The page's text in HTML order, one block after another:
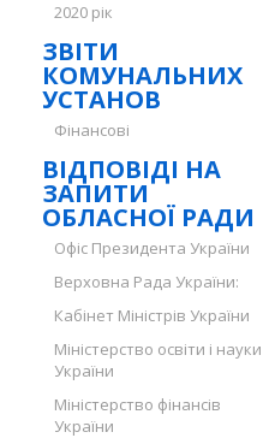
2020 рік
ЗВІТИ
КОМУНАЛЬНИХ
УСТАНОВ
Фінансові
ВІДПОВІДІ НА
ЗАПИТИ
ОБЛАСНОЇ РАДИ
Офіс Президента України
Верховна Рада України:
Кабінет Міністрів України
Міністерство освіти і науки
України
Міністерство фінансів
України